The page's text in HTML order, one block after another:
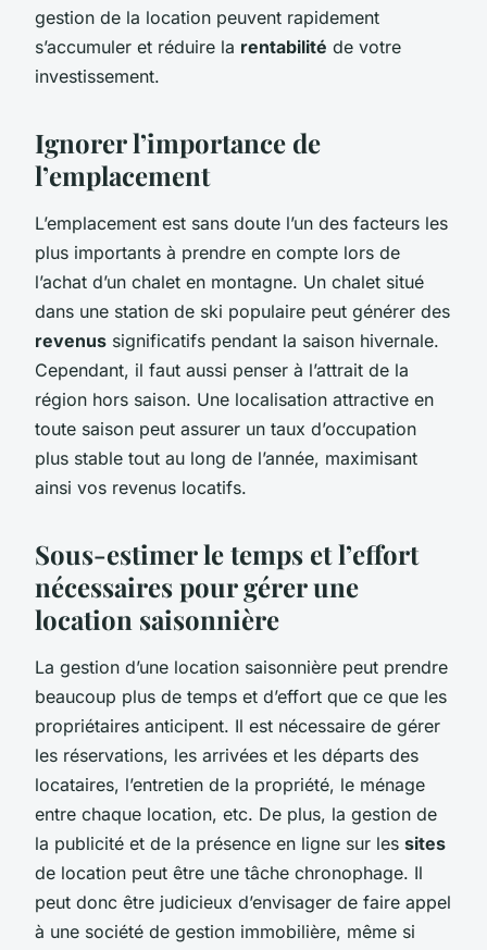
gestion de la location peuvent rapidement
s’accumuler et réduire la rentabilité de votre
investissement.
Ignorer l’importance de
l’emplacement
L’emplacement est sans doute l’un des facteurs les
plus importants à prendre en compte lors de
l’achat d’un chalet en montagne. Un chalet situé
dans une station de ski populaire peut générer des
revenus significatifs pendant la saison hivernale.
Cependant, il faut aussi penser à l’attrait de la
région hors saison. Une localisation attractive en
toute saison peut assurer un taux d’occupation
plus stable tout au long de l’année, maximisant
ainsi vos revenus locatifs.
Sous-estimer le temps et l’effort
nécessaires pour gérer une
location saisonnière
La gestion d’une location saisonnière peut prendre
beaucoup plus de temps et d’effort que ce que les
propriétaires anticipent. Il est nécessaire de gérer
les réservations, les arrivées et les départs des
locataires, l’entretien de la propriété, le ménage
entre chaque location, etc. De plus, la gestion de
la publicité et de la présence en ligne sur les sites
de location peut être une tâche chronophage. Il
peut donc être judicieux d’envisager de faire appel
à une société de gestion immobilière, même si